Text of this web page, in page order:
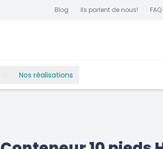
Blog Ils parlent de nous! FAQ
Nos réalisations